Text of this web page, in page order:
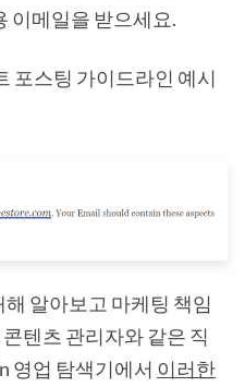
이메일을 받으세요.
포스팅 가이드라인 예시
알아보고 마케팅 책임
텐츠 관리자와 같은 직
영업 탐색기에서 이러한